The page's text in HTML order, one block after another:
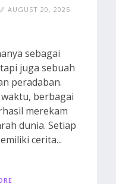
AUGUST 20, 2025
sebagai
juga sebuah
peradaban.
berbagai
merekam
dunia. Setiap
cerita...